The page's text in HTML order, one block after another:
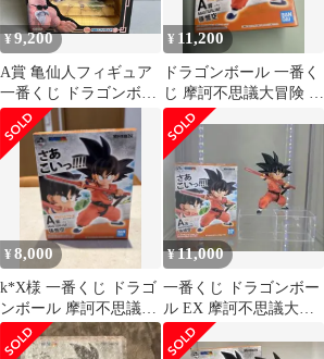
¥9,200
A賞 亀仙人フィギュア
一番くじ ドラゴンボー
ル摩訶不思議アドベン
チャー編 ドラゴンボー
ル摩訶不思議大冒険
¥ 11,200
ドラゴンボール 一番く
じ 摩訶不思議大冒険 A
賞 孫悟空 国内正規品
開封品
¥8,000
k*X様 一番くじ ドラゴ
ンボール 摩訶不思議大
冒険 A賞
MASTERLISE
¥11,000
一番くじ ドラゴンボー
ル EX 摩訶不思議大冒
険 A賞 孫悟空 フィギ
ュア